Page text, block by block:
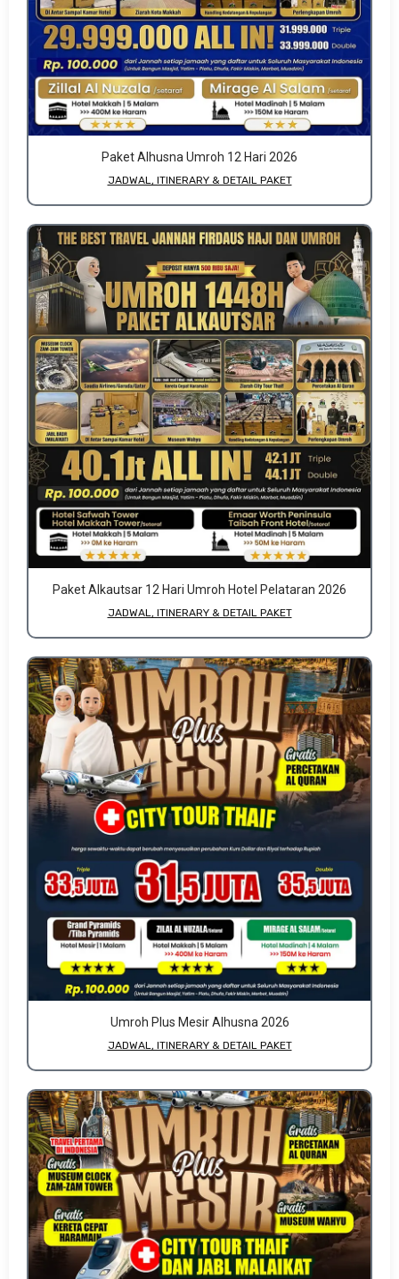
Paket Alhusna Umroh 12 Hari 2026
JADWAL, ITINERARY & DETAIL PAKET
Paket Alkautsar 12 Hari Umroh Hotel Pelataran 2026
JADWAL, ITINERARY & DETAIL PAKET
Umroh Plus Mesir Alhusna 2026
JADWAL, ITINERARY & DETAIL PAKET